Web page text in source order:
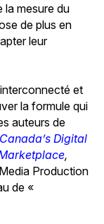
la mesure du
de plus en
leur
et
la formule qui
auteurs de
Digital
,
Production
de «